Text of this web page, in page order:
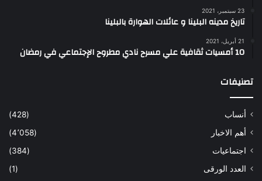
23 سبتمبر، 2021
تاريخ مدينه البلينا و عائلات الهوارة بالبلينا
21 أبريل، 2021
10 أمسيات ثقافية علي مسرح نادي مطروح الإجتماعي في رمضان
تصنيفات
أنساب
(428)
أهم الاخبار
(4٬058)
اجتماعيات
(384)
العدد الورقى
(1)